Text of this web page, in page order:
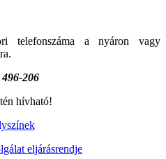
telefonszáma a nyáron vagy
206
hívható!
eljárásrendje